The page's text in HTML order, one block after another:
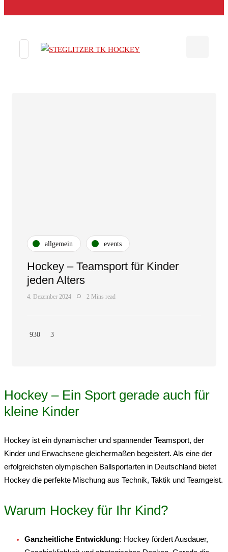
allgemein events
Hockey – Teamsport für Kinder
jeden Alters
4. Dezember 2024 2 Mins read
930 3
Hockey – Ein Sport gerade auch für
kleine Kinder
Hockey ist ein dynamischer und spannender Teamsport, der
Kinder und Erwachsene gleichermaßen begeistert. Als eine der
erfolgreichsten olympischen Ballsportarten in Deutschland bietet
Hockey die perfekte Mischung aus Technik, Taktik und Teamgeist.
Warum Hockey für Ihr Kind?
Ganzheitliche Entwicklung: Hockey fördert Ausdauer,